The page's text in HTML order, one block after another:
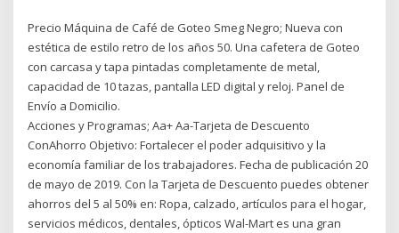
Precio Máquina de Café de Goteo Smeg Negro; Nueva con
estética de estilo retro de los años 50. Una cafetera de Goteo
con carcasa y tapa pintadas completamente de metal,
capacidad de 10 tazas, pantalla LED digital y reloj. Panel de
Envío a Domicilio.
Acciones y Programas; Aa+ Aa-Tarjeta de Descuento
ConAhorro Objetivo: Fortalecer el poder adquisitivo y la
economía familiar de los trabajadores. Fecha de publicación 20
de mayo de 2019. Con la Tarjeta de Descuento puedes obtener
ahorros del 5 al 50% en: Ropa, calzado, artículos para el hogar,
servicios médicos, dentales, ópticos Wal-Mart es una gran